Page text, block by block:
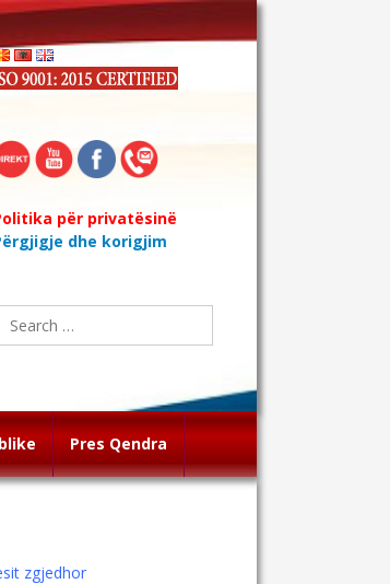
për privatësinë
dhe korigjim
for:
Pres Qendra
zgjedhor